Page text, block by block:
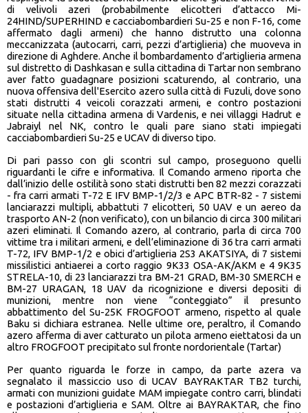
di velivoli azeri (probabilmente elicotteri d’attacco Mi-
24HIND/SUPERHIND e cacciabombardieri Su-25 e non F-16, come
affermato dagli armeni) che hanno distrutto una colonna
meccanizzata (autocarri, carri, pezzi d’artiglieria) che muoveva in
direzione di Aghdere. Anche il bombardamento d’artiglieria armena
sul distretto di Dashkasan e sulla cittadina di Tartar non sembrano
aver fatto guadagnare posizioni scaturendo, al contrario, una
nuova offensiva dell'Esercito azero sulla città di Fuzuli, dove sono
stati distrutti 4 veicoli corazzati armeni, e contro postazioni
situate nella cittadina armena di Vardenis, e nei villaggi Hadrut e
Jabraiyl nel NK, contro le quali pare siano stati impiegati
cacciabombardieri Su-25 e UCAV di diverso tipo.
Di pari passo con gli scontri sul campo, proseguono quelli
riguardanti le cifre e informativa. Il Comando armeno riporta che
dall’inizio delle ostilità sono stati distrutti ben 82 mezzi corazzati
- fra carri armati T-72 E IFV BMP-1/2/3 e APC BTR-82 - 7 sistemi
lanciarazzi multipli, abbattuti 7 elicotteri, 50 UAV e un aereo da
trasporto AN-2 (non verificato), con un bilancio di circa 300 militari
azeri eliminati. Il Comando azero, al contrario, parla di circa 700
vittime tra i militari armeni, e dell’eliminazione di 36 tra carri armati
T-72, IFV BMP-1/2 e obici d’artiglieria 2S3 AKATSIYA, di 7 sistemi
missilistici antiaerei a corto raggio 9K33 OSA-AK/AKM e 4 9K35
STRELA-10, di 23 lanciarazzi tra BM-21 GRAD, BM-30 SMERCH e
BM-27 URAGAN, 18 UAV da ricognizione e diversi depositi di
munizioni, mentre non viene “conteggiato” il presunto
abbattimento del Su-25K FROGFOOT armeno, rispetto al quale
Baku si dichiara estranea. Nelle ultime ore, peraltro, il Comando
azero afferma di aver catturato un pilota armeno eiettatosi da un
altro FROGFOOT precipitato sul fronte nordorientale (Tartar)
Per quanto riguarda le forze in campo, da parte azera va
segnalato il massiccio uso di UCAV BAYRAKTAR TB2 turchi,
armati con munizioni guidate MAM impiegate contro carri, blindati
e postazioni d’artiglieria e SAM. Oltre ai BAYRAKTAR, che fino